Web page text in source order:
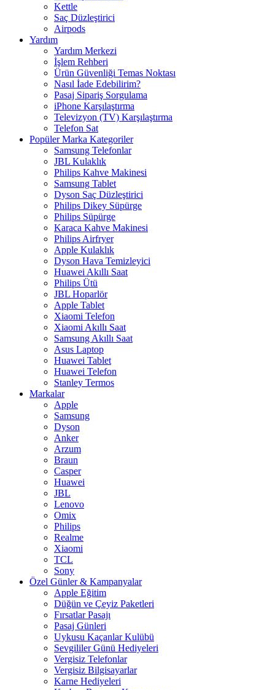
Kettle
Saç Düzleştirici
Airpods
Yardım
Yardım Merkezi
İşlem Rehberi
Ürün Güvenliği Temas Noktası
Nasıl İade Edebilirim?
Pasaj Sipariş Sorgulama
iPhone Karşılaştırma
Televizyon (TV) Karşılaştırma
Telefon Sat
Popüler Marka Kategoriler
Samsung Telefonlar
JBL Kulaklık
Philips Kahve Makinesi
Samsung Tablet
Dyson Saç Düzleştirici
Philips Dikey Süpürge
Philips Süpürge
Karaca Kahve Makinesi
Philips Airfryer
Apple Kulaklık
Dyson Hava Temizleyici
Huawei Akıllı Saat
Philips Ütü
JBL Hoparlör
Apple Tablet
Xiaomi Telefon
Xiaomi Akıllı Saat
Samsung Akıllı Saat
Asus Laptop
Huawei Tablet
Huawei Telefon
Stanley Termos
Markalar
Apple
Samsung
Dyson
Anker
Arzum
Braun
Casper
Huawei
JBL
Lenovo
Omix
Philips
Realme
Xiaomi
TCL
Sony
Özel Günler & Kampanyalar
Apple Eğitim
Düğün ve Çeyiz Paketleri
Fırsatlar Pasajı
Pasaj Günleri
Uykusu Kaçanlar Kulübü
Sevgililer Günü Hediyeleri
Vergisiz Telefonlar
Vergisiz Bilgisayarlar
Karne Hediyeleri